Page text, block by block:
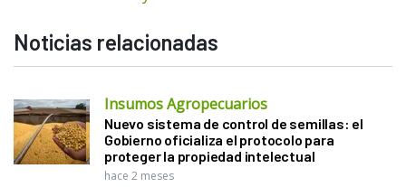
Noticias relacionadas
Insumos Agropecuarios
Nuevo sistema de control de semillas: el
Gobierno oficializa el protocolo para
proteger la propiedad intelectual
hace 2 meses